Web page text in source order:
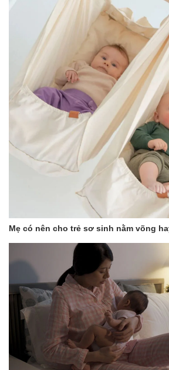
Mẹ có nên cho trẻ sơ sinh nằm võng